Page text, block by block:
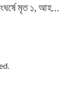
মৃত ১, আহ…